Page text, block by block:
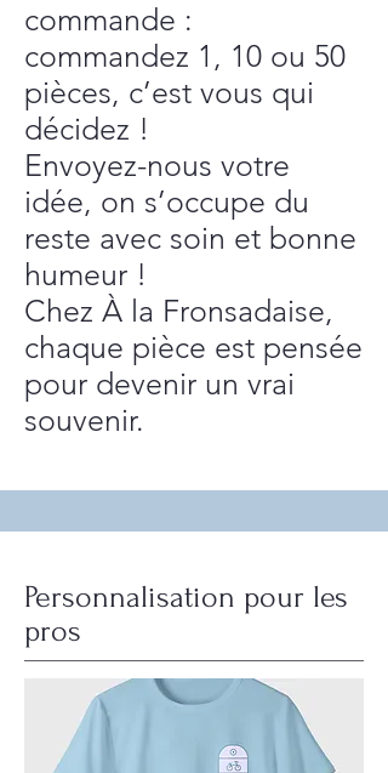
commande :
commandez 1, 10 ou 50
pièces, c’est vous qui
décidez !
Envoyez-nous votre
idée, on s’occupe du
reste avec soin et bonne
humeur !
Chez À la Fronsadaise,
chaque pièce est pensée
pour devenir un vrai
souvenir.
Personnalisation pour les
pros